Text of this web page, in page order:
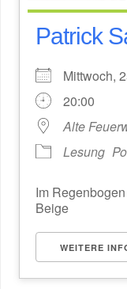
Patrick
Mittwoch,
20:00
Alte
Lesung
Im
Beige
WEITERE